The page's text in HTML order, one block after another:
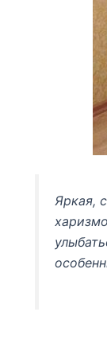
Яркая,